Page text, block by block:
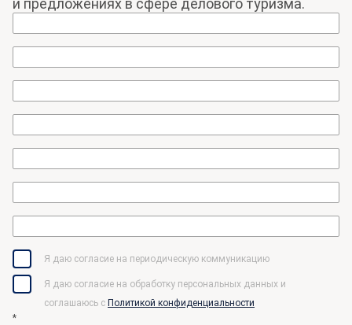
и предложениях в сфере делового туризма.
Я даю согласие на периодическую коммуникацию
Я даю согласие на обработку персональных данных и
соглашаюсь c Политикой конфиденциальности
*